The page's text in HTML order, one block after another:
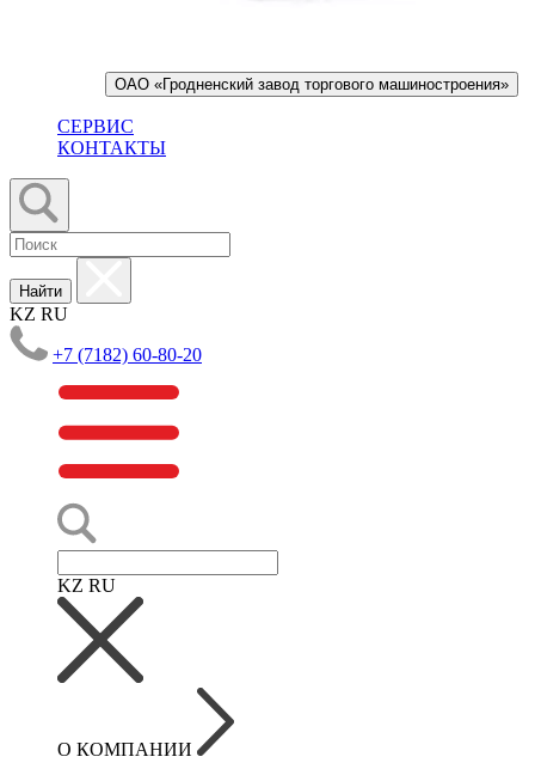
ОАО «Гродненский завод торгового машиностроения»
СЕРВИС
КОНТАКТЫ
Найти
KZ RU
+7 (7182) 60-80-20
KZ RU
О КОМПАНИИ